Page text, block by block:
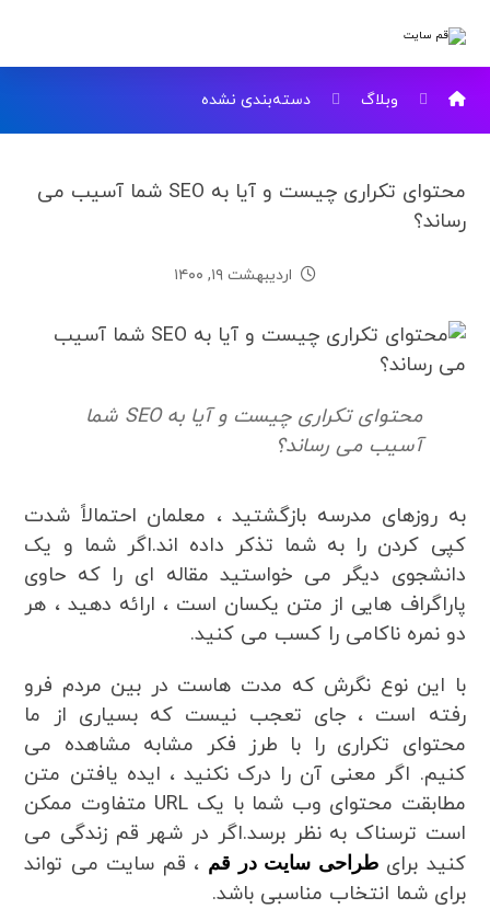
وبلاگ دسته‌بندی نشده
محتوای تکراری چیست و آیا به SEO شما آسیب می
رساند؟
اردیبهشت ۱۹, ۱۴۰۰
محتوای تکراری چیست و آیا به SEO شما
آسیب می رساند؟
به روزهای مدرسه بازگشتید ، معلمان احتمالاً شدت
کپی کردن را به شما تذکر داده اند.اگر شما و یک
دانشجوی دیگر می خواستید مقاله ای را که حاوی
پاراگراف هایی از متن یکسان است ، ارائه دهید ، هر
دو نمره ناکامی را کسب می کنید.
با این نوع نگرش که مدت هاست در بین مردم فرو
رفته است ، جای تعجب نیست که بسیاری از ما
محتوای تکراری را با طرز فکر مشابه مشاهده می
کنیم. اگر معنی آن را درک نکنید ، ایده یافتن متن
مطابقت محتوای وب شما با یک URL متفاوت ممکن
است ترسناک به نظر برسد.اگر در شهر قم زندگی می
کنید برایطراحی سایت در قم ، قم سایت می تواند
برای شما انتخاب مناسبی باشد.